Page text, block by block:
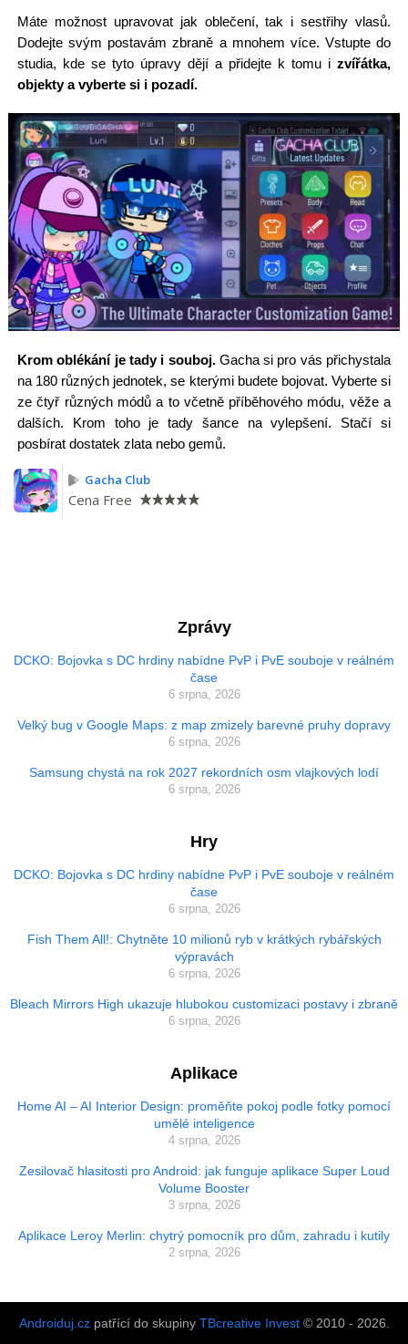
Máte možnost upravovat jak oblečení, tak i sestřihy vlasů.
Dodejte svým postavám zbraně a mnohem více. Vstupte do
studia, kde se tyto úpravy dějí a přidejte k tomu izvířátka,
objekty a vyberte si i pozadí.
Krom oblékání je tady i souboj. Gacha si pro vás přichystala
na 180 různých jednotek, se kterými budete bojovat. Vyberte si
ze čtyř různých módů a to včetně příběhového módu, věže a
dalších. Krom toho je tady šance na vylepšení. Stačí si
posbírat dostatek zlata nebo gemů.
Gacha Club
Cena Free
Zprávy
DCKO: Bojovka s DC hrdiny nabídne PvP i PvE souboje v reálném
čase
6 srpna, 2026
Velký bug v Google Maps: z map zmizely barevné pruhy dopravy
6 srpna, 2026
Samsung chystá na rok 2027 rekordních osm vlajkových lodí
6 srpna, 2026
Hry
DCKO: Bojovka s DC hrdiny nabídne PvP i PvE souboje v reálném
čase
6 srpna, 2026
Fish Them All!: Chytněte 10 milionů ryb v krátkých rybářských
výpravách
6 srpna, 2026
Bleach Mirrors High ukazuje hlubokou customizaci postavy i zbraně
6 srpna, 2026
Aplikace
Home AI – AI Interior Design: proměňte pokoj podle fotky pomocí
umělé inteligence
4 srpna, 2026
Zesilovač hlasitosti pro Android: jak funguje aplikace Super Loud
Volume Booster
3 srpna, 2026
Aplikace Leroy Merlin: chytrý pomocník pro dům, zahradu i kutily
2 srpna, 2026
Androiduj.czpatřící do skupiny TBcreative Invest© 2010 - 2026.